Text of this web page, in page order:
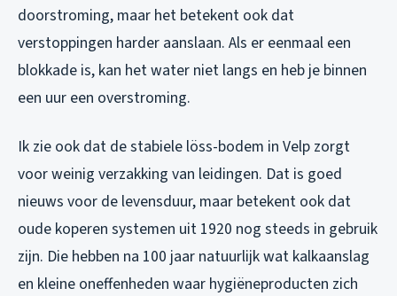
doorstroming, maar het betekent ook dat
verstoppingen harder aanslaan. Als er eenmaal een
blokkade is, kan het water niet langs en heb je binnen
een uur een overstroming.
Ik zie ook dat de stabiele löss-bodem in Velp zorgt
voor weinig verzakking van leidingen. Dat is goed
nieuws voor de levensduur, maar betekent ook dat
oude koperen systemen uit 1920 nog steeds in gebruik
zijn. Die hebben na 100 jaar natuurlijk wat kalkaanslag
en kleine oneffenheden waar hygiëneproducten zich